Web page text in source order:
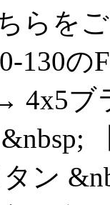
らを
130
4x5ブ
ン